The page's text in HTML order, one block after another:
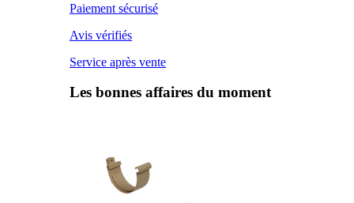
Paiement sécurisé
Avis vérifiés
Service après vente
Les bonnes affaires du moment